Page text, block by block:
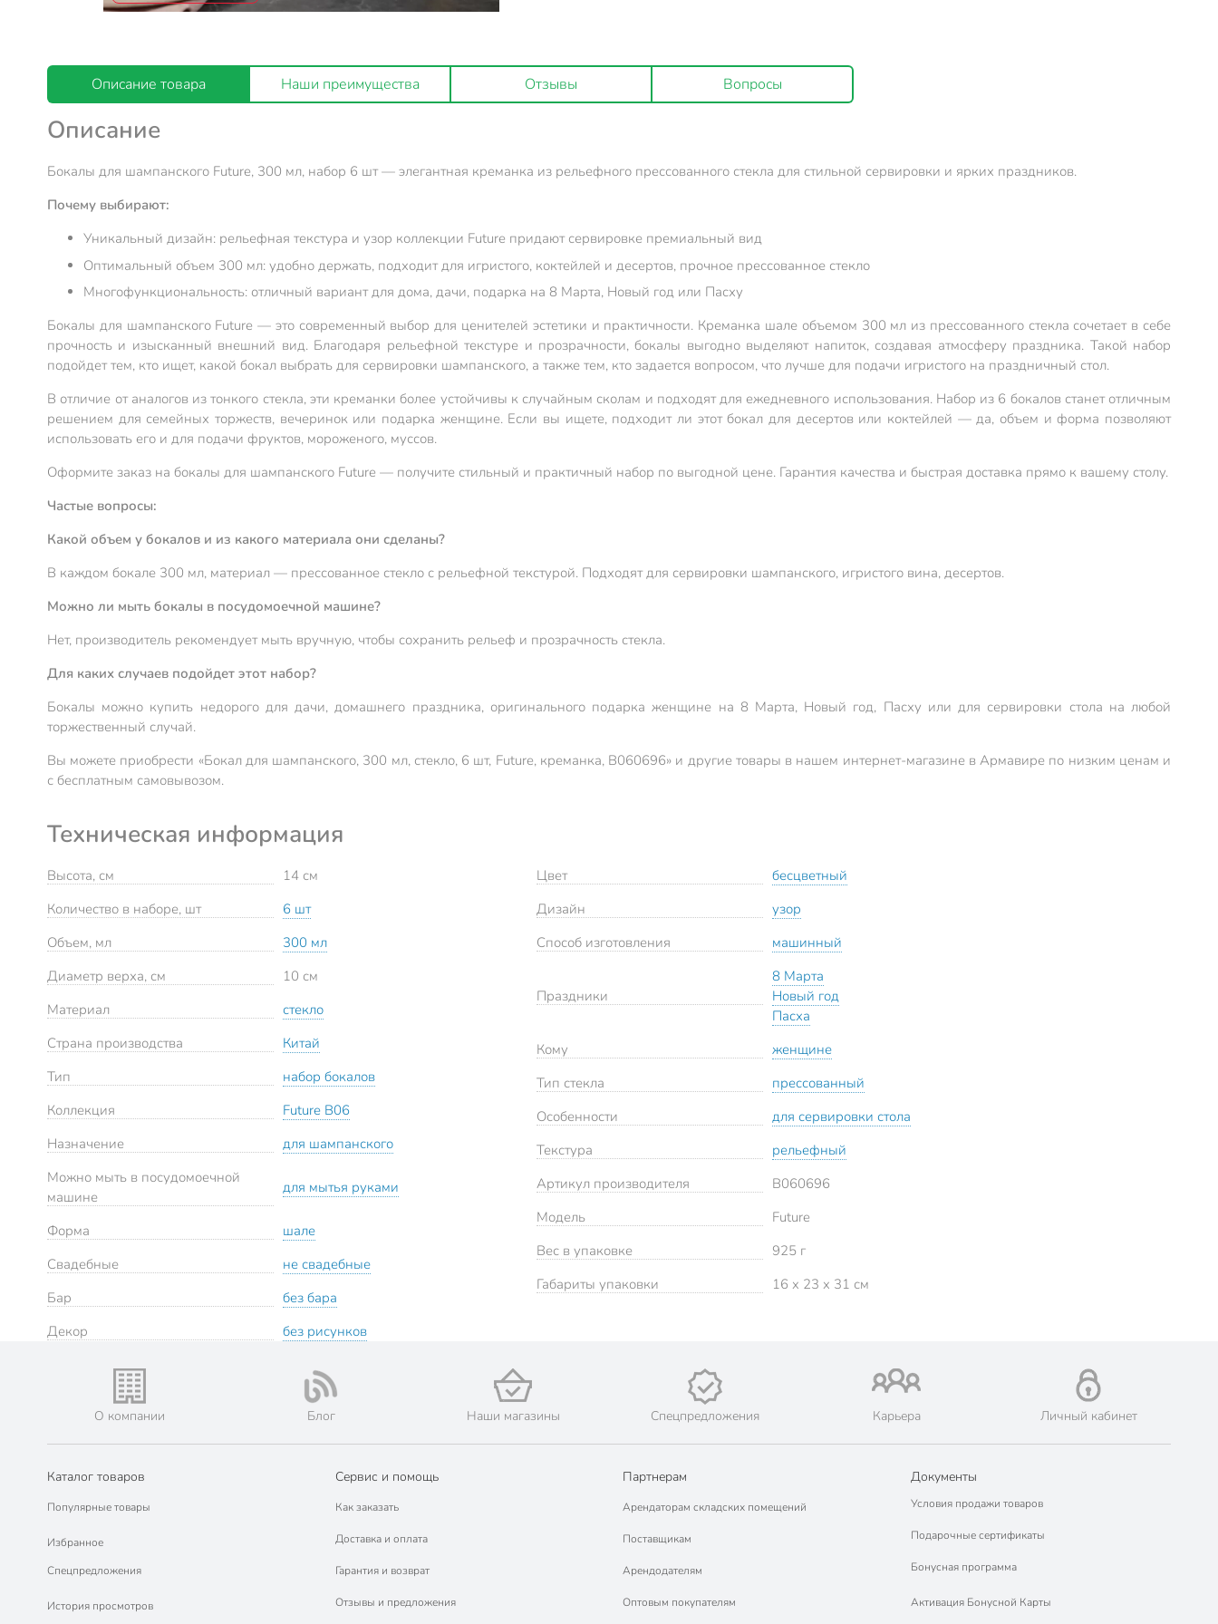
Описание товара Наши преимущества Отзывы Вопросы
Описание
Бокалы для шампанского Future, 300 мл, набор 6 шт — элегантная креманка из рельефного прессованного стекла для стильной сервировки и ярких праздников.
Почему выбирают:
Уникальный дизайн: рельефная текстура и узор коллекции Future придают сервировке премиальный вид
Оптимальный объем 300 мл: удобно держать, подходит для игристого, коктейлей и десертов, прочное прессованное стекло
Многофункциональность: отличный вариант для дома, дачи, подарка на 8 Марта, Новый год или Пасху
Бокалы для шампанского Future — это современный выбор для ценителей эстетики и практичности. Креманка шале объемом 300 мл из прессованного стекла сочетает в себе
прочность и изысканный внешний вид. Благодаря рельефной текстуре и прозрачности, бокалы выгодно выделяют напиток, создавая атмосферу праздника. Такой набор
подойдет тем, кто ищет, какой бокал выбрать для сервировки шампанского, а также тем, кто задается вопросом, что лучше для подачи игристого на праздничный стол.
В отличие от аналогов из тонкого стекла, эти креманки более устойчивы к случайным сколам и подходят для ежедневного использования. Набор из 6 бокалов станет отличным
решением для семейных торжеств, вечеринок или подарка женщине. Если вы ищете, подходит ли этот бокал для десертов или коктейлей — да, объем и форма позволяют
использовать его и для подачи фруктов, мороженого, муссов.
Оформите заказ на бокалы для шампанского Future — получите стильный и практичный набор по выгодной цене. Гарантия качества и быстрая доставка прямо к вашему столу.
Частые вопросы:
Какой объем у бокалов и из какого материала они сделаны?
В каждом бокале 300 мл, материал — прессованное стекло с рельефной текстурой. Подходят для сервировки шампанского, игристого вина, десертов.
Можно ли мыть бокалы в посудомоечной машине?
Нет, производитель рекомендует мыть вручную, чтобы сохранить рельеф и прозрачность стекла.
Для каких случаев подойдет этот набор?
Бокалы можно купить недорого для дачи, домашнего праздника, оригинального подарка женщине на 8 Марта, Новый год, Пасху или для сервировки стола на любой
торжественный случай.
Вы можете приобрести «Бокал для шампанского, 300 мл, стекло, 6 шт, Future, креманка, B060696» и другие товары в нашем интернет-магазине в Армавире по низким ценам и
с бесплатным самовывозом.
Техническая информация
Высота, см
14 см
Количество в наборе, шт
6 шт
Объем, мл
300 мл
Диаметр верха, см
10 см
Материал
стекло
Страна производства
Китай
Тип
набор бокалов
Коллекция
Future B06
Назначение
для шампанского
Можно мыть в посудомоечной
машине
для мытья руками
Форма
шале
Свадебные
не свадебные
Бар
без бара
Декор
без рисунков
Цвет
бесцветный
Дизайн
узор
Способ изготовления
машинный
Праздники
8 Марта
Новый год
Пасха
Кому
женщине
Тип стекла
прессованный
Особенности
для сервировки стола
Текстура
рельефный
Артикул производителя
B060696
Модель
Future
Вес в упаковке
925 г
Габариты упаковки
16 x 23 x 31 см
О компании Блог Наши магазины Спецпредложения Карьера Личный кабинет
Каталог товаров
Популярные товары
Избранное
Спецпредложения
История просмотров
Сервис и помощь
Как заказать
Доставка и оплата
Гарантия и возврат
Отзывы и предложения
Партнерам
Арендаторам складских помещений
Поставщикам
Арендодателям
Оптовым покупателям
Документы
Условия продажи товаров
Подарочные сертификаты
Бонусная программа
Активация Бонусной Карты